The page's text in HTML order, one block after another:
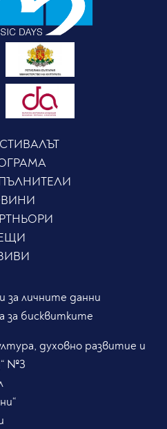
за личните данни
за бисквитките
духовно развитие и
№3